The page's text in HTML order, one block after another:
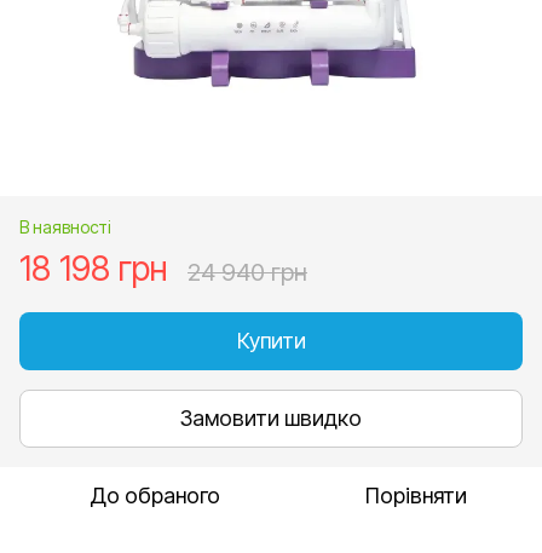
В наявності
18 198 грн 24 940 грн
Купити
Замовити швидко
До обраного Порівняти